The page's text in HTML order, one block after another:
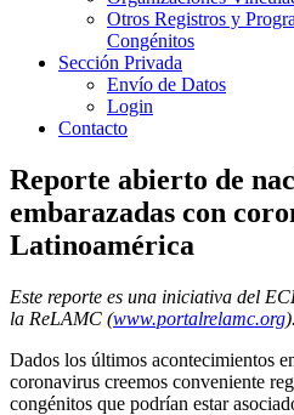
Otros Registros y
Congénitos
Sección Privada
Envío de Datos
Login
Contacto
Reporte abierto de
embarazadas con
Latinoamérica
Este reporte es una iniciativa del
la ReLAMC (www.portalrelamc.org).
Dados los últimos acontecimientos
coronavirus creemos conveniente
congénitos que podrían estar